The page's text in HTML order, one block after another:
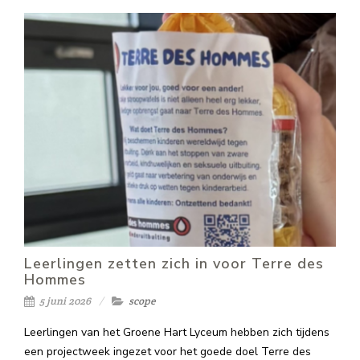
Leerlingen zetten zich in voor Terre des
Hommes
5 juni 2026 scope
Leerlingen van het Groene Hart Lyceum hebben zich tijdens
een projectweek ingezet voor het goede doel Terre des